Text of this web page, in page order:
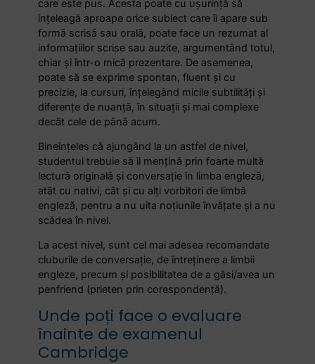
care este pus. Acesta poate cu ușurință să
înțeleagă aproape orice subiect care îi apare sub
formă scrisă sau orală, poate face un rezumat al
informațiilor scrise sau auzite, argumentând totul,
chiar și într-o mică prezentare. De asemenea,
poate să se exprime spontan, fluent și cu
precizie, la cursuri, înțelegând micile subtilități și
diferențe de nuanță, în situații și mai complexe
decât cele de până acum.
Bineînțeles că ajungând la un astfel de nivel,
studentul trebuie să îl mențină prin foarte multă
lectură originală și conversație în limba engleză,
atât cu nativi, cât și cu alți vorbitori de limbă
engleză, pentru a nu uita noțiunile învățate și a nu
scădea în nivel.
La acest nivel, sunt cel mai adesea recomandate
cluburile de conversație, de întreținere a limbii
engleze, precum și posibilitatea de a găsi/avea un
penfriend (prieten prin corespondență).
Unde poți face o evaluare
înainte de examenul
Cambridge